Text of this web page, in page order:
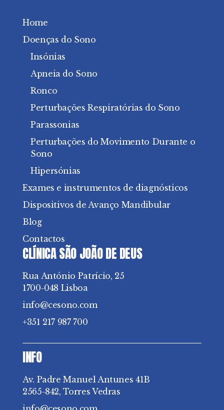
Home
Doenças do Sono
Insónias
Apneia do Sono
Ronco
Perturbações Respiratórias do Sono
Parassonias
Perturbações do Movimento Durante o
Sono
Hipersónias
Exames e instrumentos de diagnósticos
Dispositivos de Avanço Mandibular
Blog
Contactos
CLÍNICA SÃO JOÃO DE DEUS
Rua António Patrício, 25
1700-048 Lisboa
info@cesono.com
+351 217 987 700
INFO
Av. Padre Manuel Antunes 41B
2565-842, Torres Vedras